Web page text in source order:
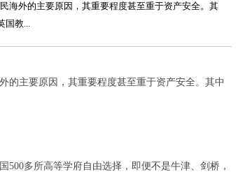
海外的主要原因，其重要程度甚至重于资产安全。其
国教...
的主要原因，其重要程度甚至重于资产安全。其中
多所高等学府自由选择，即便不是牛津、剑桥，